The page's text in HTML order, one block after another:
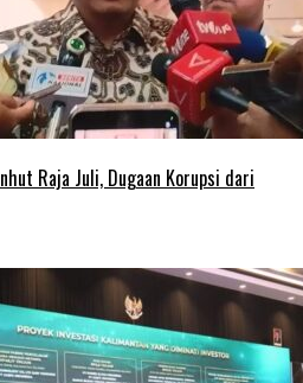
Raja Juli, Dugaan Korupsi dari